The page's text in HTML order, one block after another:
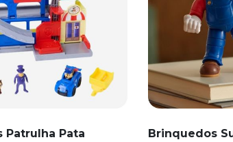
Patrulha Pata Brinquedos